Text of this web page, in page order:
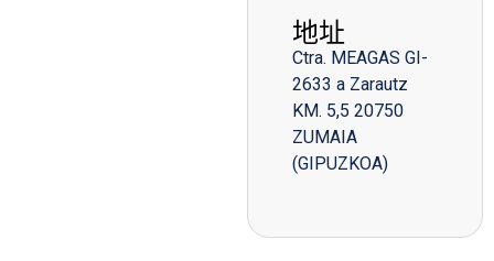
地址
Ctra. MEAGAS GI-
2633 a Zarautz
KM. 5,5 20750
ZUMAIA
(GIPUZKOA)